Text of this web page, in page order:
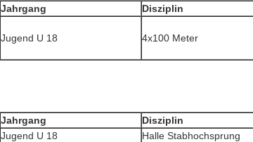
Jahrgang
Disziplin
Jugend U 18 4x100 Meter
Jahrgang
Disziplin
Jugend U 18
Halle Stabhochsprung